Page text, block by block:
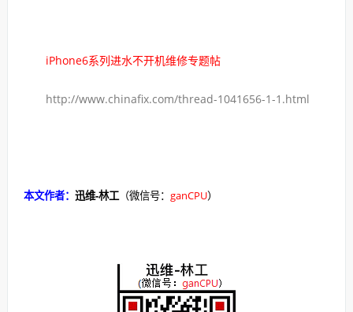
iPhone6系列进水不开机维修专题帖
http://www.chinafix.com/thread-1041656-1-1.html
本文作者： 迅维-林工（微信号： ganCPU）